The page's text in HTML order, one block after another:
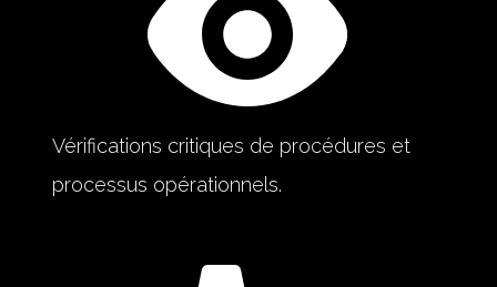
Vérifications critiques de procédures et
processus opérationnels.